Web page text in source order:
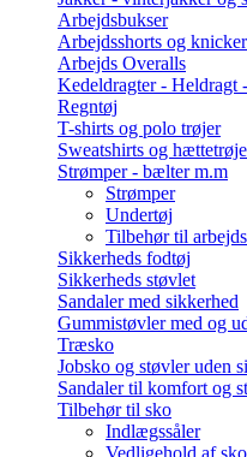
Arbejdsbukser
Arbejdsshorts og
Arbejds Overalls
Kedeldragter - Heldragt
Regntøj
T-shirts og polo trøjer
Sweatshirts og
Strømper - bælter m.m
Strømper
Undertøj
Tilbehør til
Sikkerheds fodtøj
Sikkerheds støvlet
Sandaler med sikkerhed
Gummistøvler med og
Træsko
Jobsko og støvler uden
Sandaler til komfort og
Tilbehør til sko
Indlægssåler
Vedligehold af sko